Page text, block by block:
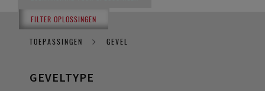
FILTER OPLOSSINGEN
TOEPASSINGEN GEVEL
GEVELTYPE